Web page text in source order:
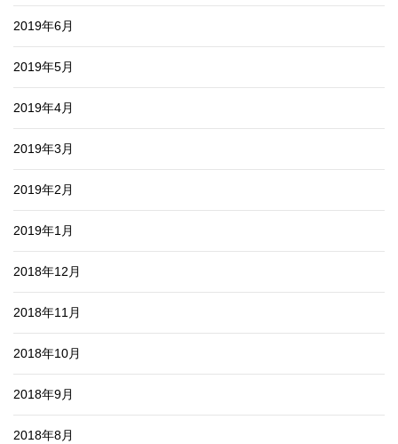
2019年6月
2019年5月
2019年4月
2019年3月
2019年2月
2019年1月
2018年12月
2018年11月
2018年10月
2018年9月
2018年8月